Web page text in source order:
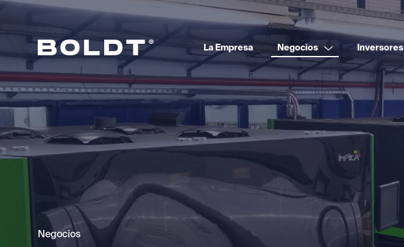
La Empresa Negocios
Boldt
B-Gaming
Comunicaciones
B-Tech
Desarrollo de Sistemas
Boldt Impresores
Inversores
Negocios